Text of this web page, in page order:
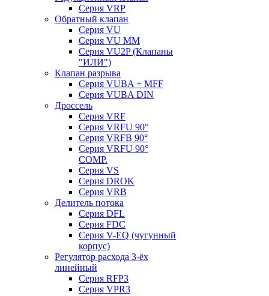
Серия VRP
Обратный клапан
Серия VU
Серия VU MM
Серия VU2P (Клапаны
"ИЛИ")
Клапан разрыва
Серия VUBA + MFF
Серия VUBA DIN
Дроссель
Серия VRF
Серия VRFU 90°
Серия VRFB 90°
Серия VRFU 90°
COMP.
Серия VS
Серия DROK
Серия VRB
Делитель потока
Серия DFL
Серия FDC
Серия V-EQ (чугунный
корпус)
Регулятор расхода 3-ёх
линейный
Серия RFP3
Серия VPR3